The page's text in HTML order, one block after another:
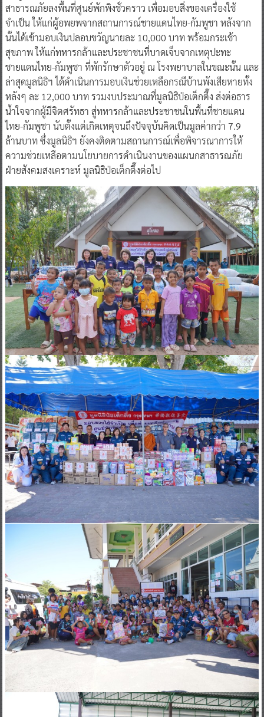
สาธารณภัยลงพื้นที่ศูนย์พักพิงชั่วคราว เพื่อมอบสิ่งของเครื่องใช้
จำเป็น ให้แก่ผู้อพยพจากสถานการณ์ชายแดนไทย-กัมพูชา หลังจาก
นั้นได้เข้ามอบเงินปลอบขวัญนายละ 10,000 บาท พร้อมกระเช้า
สุขภาพ ให้แก่ทหารกล้าและประชาชนที่บาดเจ็บจากเหตุปะทะ
ชายแดนไทย-กัมพูชา ที่พักรักษาตัวอยู่ ณ โรงพยาบาลในขณะนั้น และ
ล่าสุดมูลนิธิฯ ได้ดำเนินการมอบเงินช่วยเหลือกรณีบ้านพังเสียหายทั้ง
หลังๆ ละ 12,000 บาท รวมงบประมาณที่มูลนิธิป่อเต็กตึ๊ง ส่งต่อธาร
น้ำใจจากผู้มีจิตศรัทธา สู่ทหารกล้าและประชาชนในพื้นที่ชายแดน
ไทย-กัมพูชา นับตั้งแต่เกิดเหตุจนถึงปัจจุบันคิดเป็นมูลค่ากว่า 7.9
ล้านบาท ซึ่งมูลนิธิฯ ยังคงติดตามสถานการณ์เพื่อพิจารณาการให้
ความช่วยเหลือตามนโยบายการดำเนินงานของแผนกสาธารณภัย
ฝ่ายสังคมสงเคราะห์ มูลนิธิป่อเต็กตึ๊งต่อไป